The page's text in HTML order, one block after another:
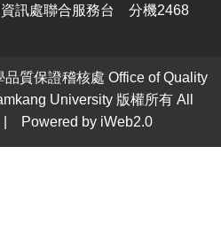
訊處聯合服務台 分機2468
質保證稽核處 Office of Quality
University 版權所有 All
Powered by iWeb2.0